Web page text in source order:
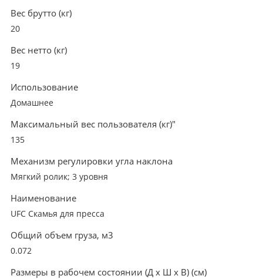
Вес брутто (кг)
20
Вес нетто (кг)
19
Использование
Домашнее
Максимальный вес пользователя (кг)"
135
Механизм регулировки угла наклона
Мягкий ролик; 3 уровня
Наименование
UFC Скамья для пресса
Общий объем груза, м3
0.072
Размеры в рабочем состоянии (Д х Ш х В) (см)